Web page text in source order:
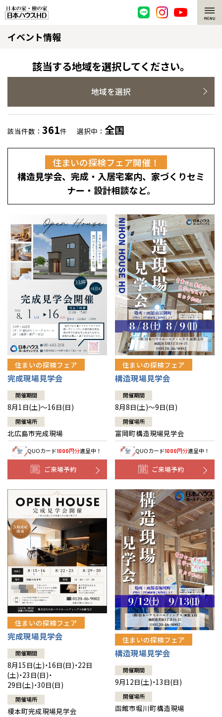
脱炭素・檜の家
環境にやさしい、脱炭素社会の住宅
耐震構造
高耐久住宅
高断熱・高気密の家
エネルギー自給自足
感謝訪問・長期保証
直営工事
1メーターモジュール
冷暖房標準装備
24時間対応コールセンター
デザイン賞各種受賞
セントラルヒーティング
選ばれる理由
檜の魅力 トップ
檜と日本人
1000年を超えて生きる檜
知られざる檜の効果・作用
理想の木材「檜」
注文住宅
グレートステージ
平屋の家
外観・インテリア集
暮らし方提案
住まいのコラム
住まいのお手入れ集
リフォーム トップ
選ばれる理由
リフォームの流れ
介護保険利用で快適リフォーム
賃貸併用住宅のメリット
安心のサポートシステム
展示場案内
分譲住宅・土地
分譲マンション
分譲マンション トップ
ワザックとは
高い信頼性
安心の管理体制
ギャラリー
会社情報
会社情報 トップ
ニュースリリース
代表ごあいさつ
企業理念
会社概要
事業部紹介
IR情報
木材調達指針
グループ会社紹介
CMギャラリー
採用情報
お問い合わせ
会員サイト
イベント情報
該当する地域を選択してください。
地域を選択
該当件数： 361件 選択中： 全国
住まいの探検フェア開催！
構造見学会、完成・入居宅案内、家づくりセミ
ナー・設計相談など。
住まいの探検フェア
完成現場見学会
開催期間
8月1日(土)～16日(日)
開催場所
北広島市完成現場
QUOカード1000円分進呈中！
ご来場予約
住まいの探検フェア
構造現場見学会
開催期間
8月8日(土)～9日(日)
開催場所
富岡町構造現場見学会
QUOカード1000円分進呈中！
ご来場予約
住まいの探検フェア
完成現場見学会
開催期間
8月15日(土)・16日(日)・22日
(土)・23日(日)・
29日(土)・30日(日)
開催場所
榎本町完成現場見学会
住まいの探検フェア
構造現場見学会
開催期間
9月12日(土)・13日(日)
開催場所
函館市堀川町構造現場